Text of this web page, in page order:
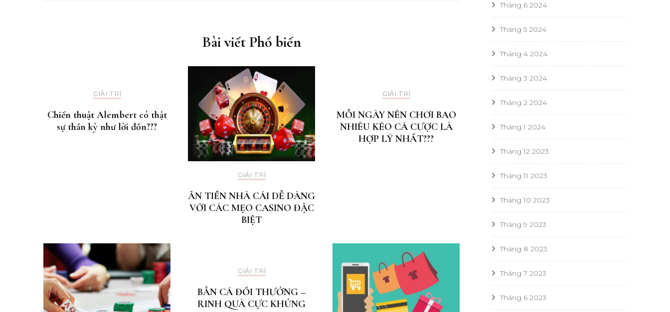
Bài viết Phổ biến
GIẢI TRÍ
Chiến thuật Alembert có thật
sự thần kỳ như lời đồn???
GIẢI TRÍ
ĂN TIỀN NHÀ CÁI DỄ DÀNG
VỚI CÁC MẸO CASINO ĐẶC
BIỆT
GIẢI TRÍ
MỖI NGÀY NÊN CHƠI BAO
NHIÊU KÈO CÁ CƯỢC LÀ
HỢP LÝ NHẤT???
GIẢI TRÍ
BẮN CÁ ĐỔI THƯỞNG –
RINH QUÀ CỰC KHỦNG
Tháng 6 2024
Tháng 5 2024
Tháng 4 2024
Tháng 3 2024
Tháng 2 2024
Tháng 1 2024
Tháng 12 2023
Tháng 11 2023
Tháng 10 2023
Tháng 9 2023
Tháng 8 2023
Tháng 7 2023
Tháng 6 2023